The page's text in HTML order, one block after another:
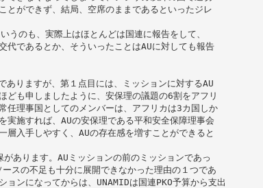
とができず、結局、空席のままであるといったジレ
うのも、実際上はほとんどは国連に報告をして、
代であるとか、そういったことはAUに対しても報告
ありますが、第１点目には、ミッションに対するAU
ども申しましたように、安保理の議題の6割をアフリ
任理事国としてのメンバーは、アフリカは3カ国しか
実施すれば、AUの安保理である平和安全保障理事会
層入手しやすく、AUの存在感を増すことができると
あります。AUミッションの前のミッションであっ
スの不足も十分に展開できなかった理由の１つであ
ョンになってからは、UNAMIDは国連PKO予算から支出